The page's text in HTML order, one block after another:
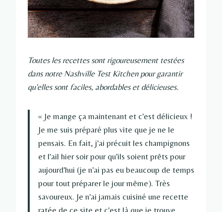
Toutes les recettes sont rigoureusement testées
dans notre Nashville Test Kitchen pour garantir
qu'elles sont faciles, abordables et délicieuses.
« Je mange ça maintenant et c'est délicieux !
Je me suis préparé plus vite que je ne le
pensais. En fait, j'ai précuit les champignons
et l'ail hier soir pour qu'ils soient prêts pour
aujourd'hui (je n'ai pas eu beaucoup de temps
pour tout préparer le jour même). Très
savoureux. Je n'ai jamais cuisiné une recette